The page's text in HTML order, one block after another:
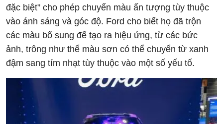
đặc biệt” cho phép chuyển màu ấn tượng tùy thuộc
vào ánh sáng và góc độ. Ford cho biết họ đã trộn
các màu bổ sung để tạo ra hiệu ứng, từ các bức
ảnh, trông như thể màu sơn có thể chuyển từ xanh
đậm sang tím nhạt tùy thuộc vào một số yếu tố.